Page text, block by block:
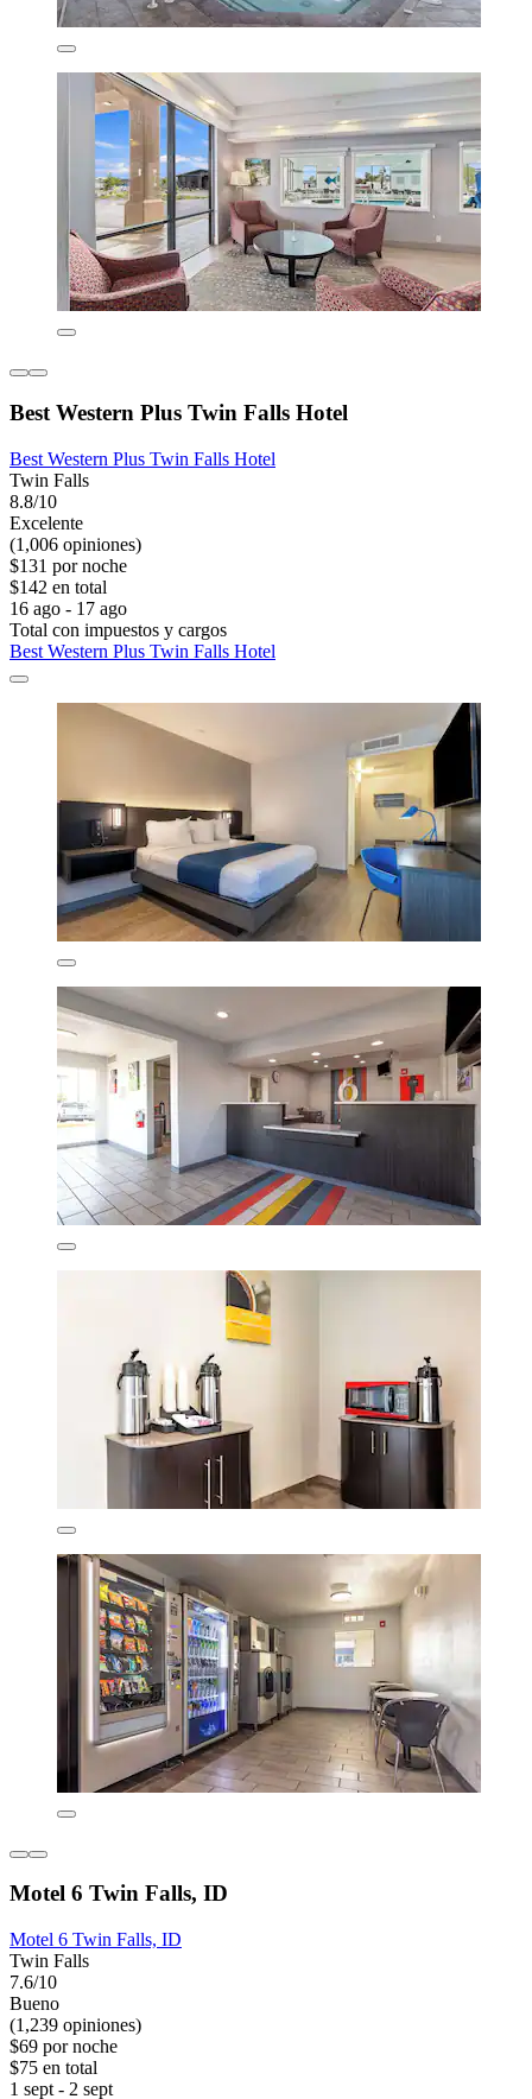
Best Western Plus Twin Falls Hotel
Best Western Plus Twin Falls Hotel
Twin Falls
8.8/10
Excelente
(1,006 opiniones)
$131 por noche
$142 en total
16 ago - 17 ago
Total con impuestos y cargos
Best Western Plus Twin Falls Hotel
Motel 6 Twin Falls, ID
Motel 6 Twin Falls, ID
Twin Falls
7.6/10
Bueno
(1,239 opiniones)
$69 por noche
$75 en total
1 sept - 2 sept